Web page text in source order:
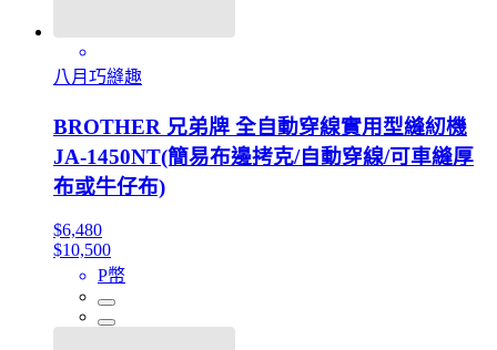
八月巧縫趣
BROTHER 兄弟牌 全自動穿線實用型縫紉機
JA-1450NT(簡易布邊拷克/自動穿線/可車縫厚
布或牛仔布)
$6,480
$10,500
P幣